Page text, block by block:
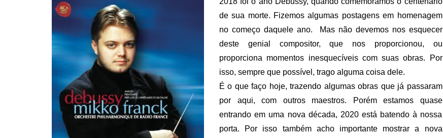
de sua morte. Fizemos algumas postagens em homenagem
no começo daquele ano. Mas não devemos nos esquecer
deste genial compositor, que nos proporcionou, ou
proporciona momentos inesquecíveis com suas obras. Por
isso, sempre que possível, trago alguma coisa dele.
É o que faço hoje, trazendo algumas obras que já passaram
por aqui, com outros maestros. Porém estamos quase
entrando em uma nova década, 2020 está batendo à nossa
porta. Por isso também acho importante mostrar a nova